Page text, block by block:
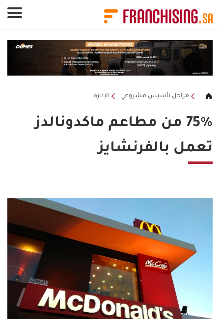
مراحل تأسيس مشروعي الإدارة
75% من مطاعم ماكدونالدز
تعمل بالفرنشايز
لوحة إدارة ملفات تعريف الارتباط